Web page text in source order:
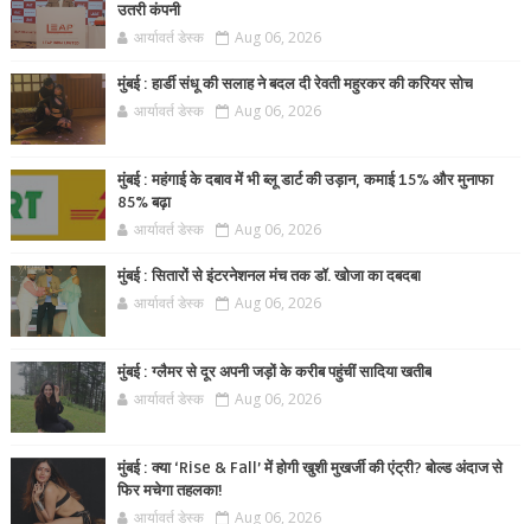
उतरी कंपनी
आर्यावर्त डेस्क Aug 06, 2026
मुंबई : हार्डी संधू की सलाह ने बदल दी रेवती महुरकर की करियर सोच
आर्यावर्त डेस्क Aug 06, 2026
मुंबई : महंगाई के दबाव में भी ब्लू डार्ट की उड़ान, कमाई 15% और मुनाफा
85% बढ़ा
आर्यावर्त डेस्क Aug 06, 2026
मुंबई : सितारों से इंटरनेशनल मंच तक डॉ. खोजा का दबदबा
आर्यावर्त डेस्क Aug 06, 2026
मुंबई : ग्लैमर से दूर अपनी जड़ों के करीब पहुंचीं सादिया खतीब
आर्यावर्त डेस्क Aug 06, 2026
मुंबई : क्या ‘Rise & Fall’ में होगी खुशी मुखर्जी की एंट्री? बोल्ड अंदाज से
फिर मचेगा तहलका!
आर्यावर्त डेस्क Aug 06, 2026